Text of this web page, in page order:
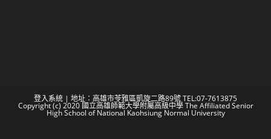
登入系統 | 地址：高雄市苓雅區凱旋二路89號 TEL:07-7613875
Copyright (c) 2020 國立高雄師範大學附屬高級中學 The Affiliated Senior
High School of National Kaohsiung Normal University